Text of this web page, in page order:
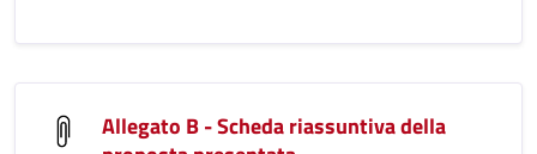
Allegato B - Scheda riassuntiva della